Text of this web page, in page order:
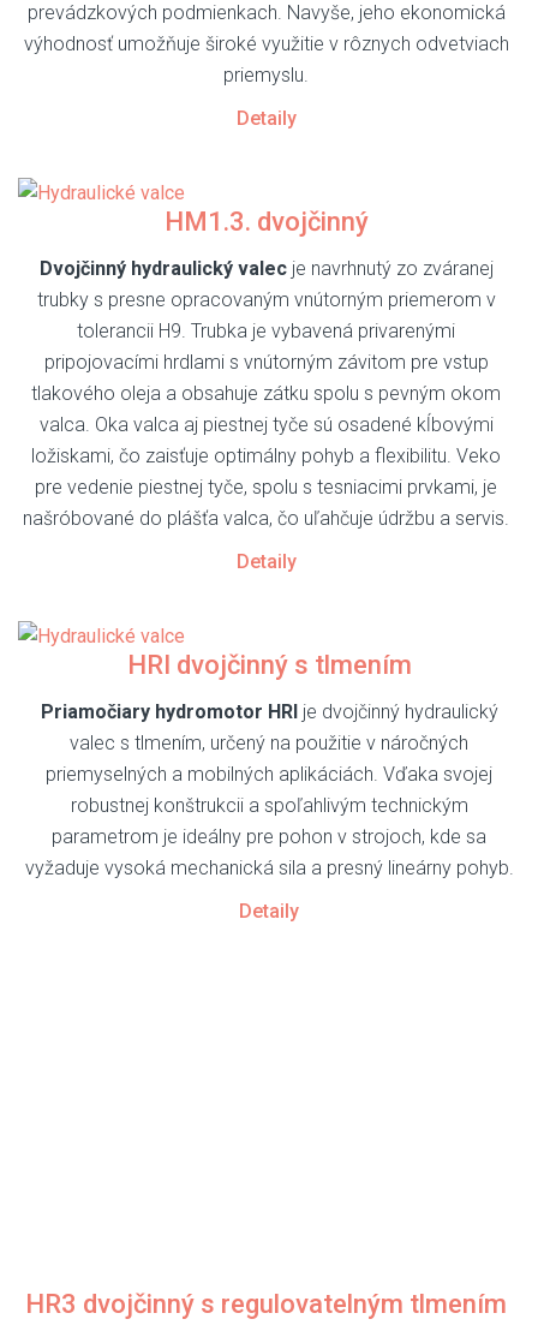
prevádzkových podmienkach. Navyše, jeho ekonomická
výhodnosť umožňuje široké využitie v rôznych odvetviach
priemyslu.
Detaily
HM1.3. dvojčinný
Dvojčinný hydraulický valecje navrhnutý zo zváranej
trubky s presne opracovaným vnútorným priemerom v
tolerancii H9. Trubka je vybavená privarenými
pripojovacími hrdlami s vnútorným závitom pre vstup
tlakového oleja a obsahuje zátku spolu s pevným okom
valca. Oka valca aj piestnej tyče sú osadené kĺbovými
ložiskami, čo zaisťuje optimálny pohyb a flexibilitu. Veko
pre vedenie piestnej tyče, spolu s tesniacimi prvkami, je
našróbované do plášťa valca, čo uľahčuje údržbu a servis.
Detaily
HRI dvojčinný s tlmením
Priamočiary hydromotor HRIje dvojčinný hydraulický
valec s tlmením, určený na použitie v náročných
priemyselných a mobilných aplikáciách. Vďaka svojej
robustnej konštrukcii a spoľahlivým technickým
parametrom je ideálny pre pohon v strojoch, kde sa
vyžaduje vysoká mechanická sila a presný lineárny pohyb.
Detaily
HR3 dvojčinný s regulovatelným tlmením